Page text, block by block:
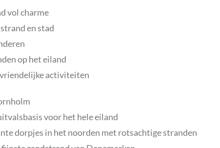
vol charme
en stad
op het eiland
activiteiten
voor het hele eiland
dorpjes in het noorden met rotsachtige stranden